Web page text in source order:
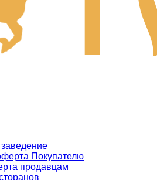
Покупателю
продавцам